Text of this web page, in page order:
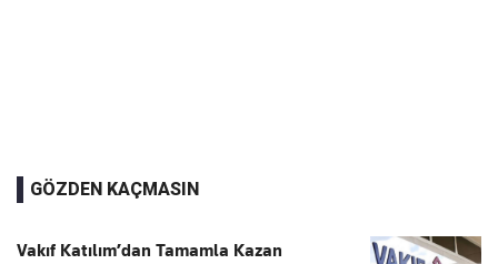
GÖZDEN KAÇMASIN
Vakıf Katılım’dan Tamamla Kazan